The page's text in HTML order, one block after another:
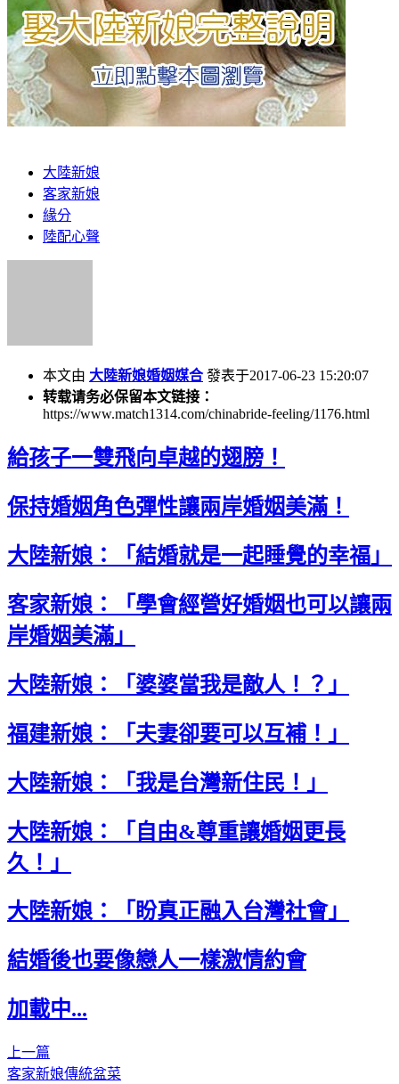
大陸新娘
客家新娘
緣分
陸配心聲
本文由 大陸新娘婚姻媒合 發表于2017-06-23 15:20:07
转载请务必保留本文链接：
https://www.match1314.com/chinabride-feeling/1176.html
給孩子一雙飛向卓越的翅膀！
保持婚姻角色彈性讓兩岸婚姻美滿！
大陸新娘：「結婚就是一起睡覺的幸福」
客家新娘：「學會經營好婚姻也可以讓兩
岸婚姻美滿」
大陸新娘：「婆婆當我是敵人！？」
福建新娘：「夫妻卻要可以互補！」
大陸新娘：「我是台灣新住民！」
大陸新娘：「自由&尊重讓婚姻更長
久！」
大陸新娘：「盼真正融入台灣社會」
結婚後也要像戀人一樣激情約會
加載中...
上一篇
客家新娘傳統盆菜